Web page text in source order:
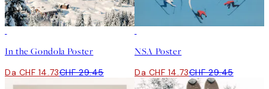
In the Gondola Poster
Da CHF 14.73CHF 29.45
NSA Poster
Da CHF 14.73CHF 29.45